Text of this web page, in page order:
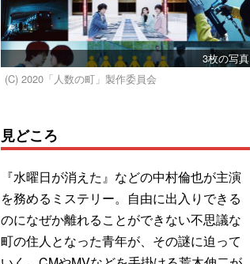
3枚の写真
(C) 2020「人数の町」製作委員会
見どころ
『水曜日が消えた』などの中村倫也が主演
を務めるミステリー。自由に出入りできる
のになぜか離れることができない不思議な
町の住人となった青年が、その謎に迫って